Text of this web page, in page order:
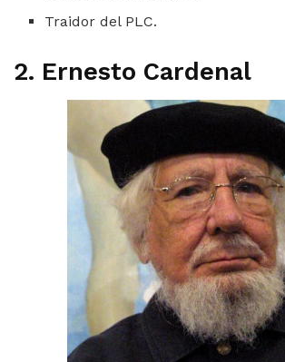
Traidor del PLC.
2. Ernesto Cardenal